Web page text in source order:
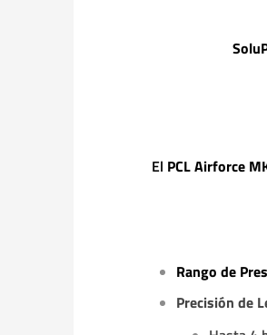
El PCL Airforce
Rango de
Precisión de